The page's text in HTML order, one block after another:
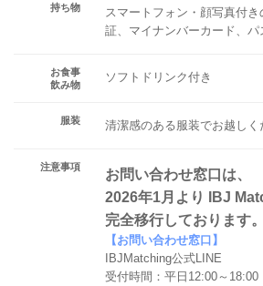
持ち物
スマートフォン・顔写真付
証、マイナンバーカード、パ
お食事
飲み物
ソフトドリンク付き
服装 清潔感のある服装でお越しく
注意事項
お問い合わせ窓口は、
2026年1月より IBJ
完全移行しております。
【お問い合わせ窓口】
IBJMatching公式LINE
受付時間：平日12:00～18:00